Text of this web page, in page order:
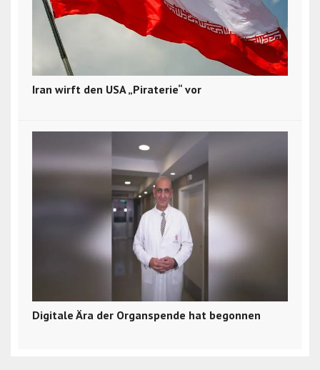
Iran wirft den USA „Piraterie“ vor
Digitale Ära der Organspende hat begonnen